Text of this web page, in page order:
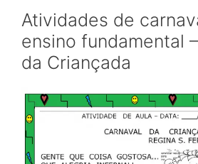
Atividades de
ensino fundamental
da Criançada